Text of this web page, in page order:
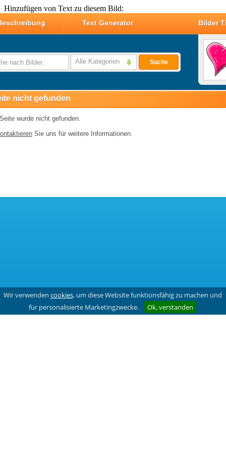
Hinzufügen von Text zu diesem Bild: